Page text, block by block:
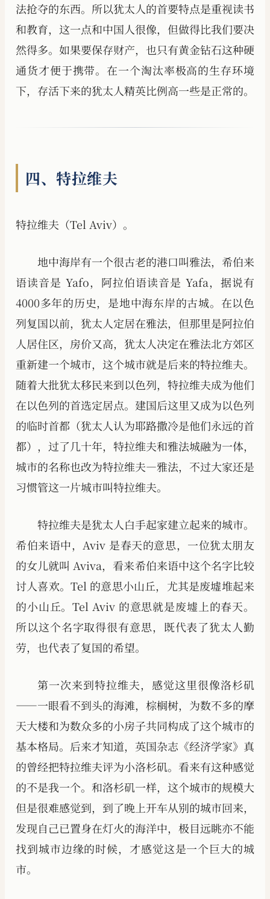
法抢夺的东西。所以犹太人的首要特点是重视读书
和教育，这一点和中国人很像，但做得比我们要决
然得多。如果要保存财产，也只有黄金钻石这种硬
通货才便于携带。在一个淘汰率极高的生存环境
下，存活下来的犹太人精英比例高一些是正常的。
四、特拉维夫
特拉维夫（Tel Aviv）。
地中海岸有一个很古老的港口叫雅法，希伯来
语读音是 Yafo，阿拉伯语读音是 Yafa，据说有
4000多年的历史，是地中海东岸的古城。在以色
列复国以前，犹太人定居在雅法，但那里是阿拉伯
人居住区，房价又高，犹太人决定在雅法北方郊区
重新建一个城市，这个城市就是后来的特拉维夫。
随着大批犹太移民来到以色列，特拉维夫成为他们
在以色列的首选定居点。建国后这里又成为以色列
的临时首都（犹太人认为耶路撒冷是他们永远的首
都），过了几十年，特拉维夫和雅法城融为一体，
城市的名称也改为特拉维夫—雅法，不过大家还是
习惯管这一片城市叫特拉维夫。
特拉维夫是犹太人白手起家建立起来的城市。
希伯来语中，Aviv 是春天的意思，一位犹太朋友
的女儿就叫 Aviva，看来希伯来语中这个名字比较
讨人喜欢。Tel 的意思小山丘，尤其是废墟堆起来
的小山丘。Tel Aviv 的意思就是废墟上的春天。
所以这个名字取得很有意思，既代表了犹太人勤
劳，也代表了复国的希望。
第一次来到特拉维夫，感觉这里很像洛杉矶
——一眼看不到头的海滩，棕榈树，为数不多的摩
天大楼和为数众多的小房子共同构成了这个城市的
基本格局。后来才知道，英国杂志《经济学家》真
的曾经把特拉维夫评为小洛杉矶。看来有这种感觉
的不是我一个。和洛杉矶一样，这个城市的规模大
但是很难感觉到，到了晚上开车从别的城市回来，
发现自己已置身在灯火的海洋中，极目远眺亦不能
找到城市边缘的时候，才感觉这是一个巨大的城
市。